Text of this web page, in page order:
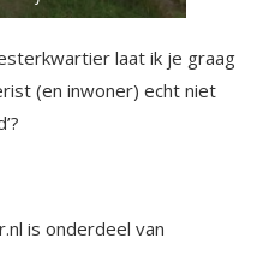
laat ik je graag
(en inwoner) echt niet
is onderdeel van